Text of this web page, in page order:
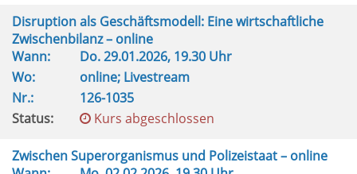
Disruption als Geschäftsmodell: Eine wirtschaftliche
Zwischenbilanz – online
Wann:
Do.29.01.2026, 19.30 Uhr
Wo:
online; Livestream
Nr.:
126-1035
Status:
Kurs abgeschlossen
Zwischen Superorganismus und Polizeistaat – online